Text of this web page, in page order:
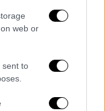
web or
sent to